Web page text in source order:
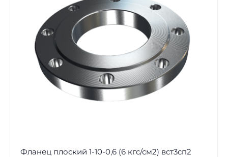
Фланец плоский 1-10-0,6 (6 кгс/см2) вст3сп2